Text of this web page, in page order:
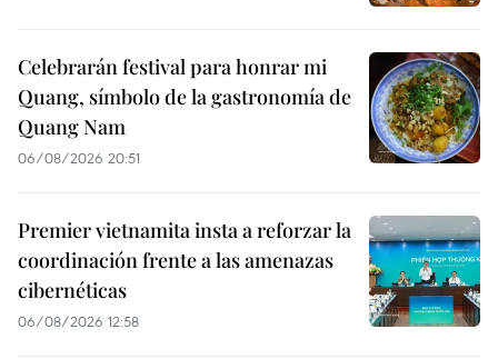
Celebrarán festival para honrar mi
Quang, símbolo de la gastronomía de
Quang Nam
06/08/2026 20:51
Premier vietnamita insta a reforzar la
coordinación frente a las amenazas
cibernéticas
06/08/2026 12:58